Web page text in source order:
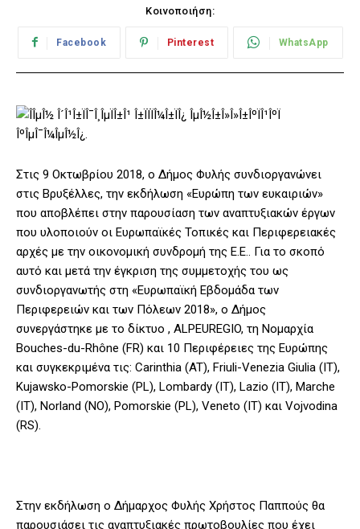
Κοινοποιήση:
Facebook Pinterest WhatsApp
Στις 9 Οκτωβρίου 2018, ο Δήμος Φυλής συνδιοργανώνει
στις Βρυξέλλες, την εκδήλωση «Ευρώπη των ευκαιριών»
που αποβλέπει στην παρουσίαση των αναπτυξιακών έργων
που υλοποιούν οι Ευρωπαϊκές Τοπικές και Περιφερειακές
αρχές με την οικονομική συνδρομή της Ε.Ε.. Για το σκοπό
αυτό και μετά την έγκριση της συμμετοχής του ως
συνδιοργανωτής στη «Ευρωπαϊκή Εβδομάδα των
Περιφερειών και των Πόλεων 2018», ο Δήμος
συνεργάστηκε με το δίκτυο , ALPEUREGIO, τη Νομαρχία
Bouches-du-Rhône (FR) και 10 Περιφέρειες της Ευρώπης
και συγκεκριμένα τις: Carinthia (AT), Friuli-Venezia Giulia (IT),
Kujawsko-Pomorskie (PL), Lombardy (IT), Lazio (IT), Marche
(IT), Norland (NO), Pomorskie (PL), Veneto (IT) και Vojvodina
(RS).
Στην εκδήλωση ο Δήμαρχος Φυλής Χρήστος Παππούς θα
παρουσιάσει τις αναπτυξιακές πρωτοβουλίες που έχει